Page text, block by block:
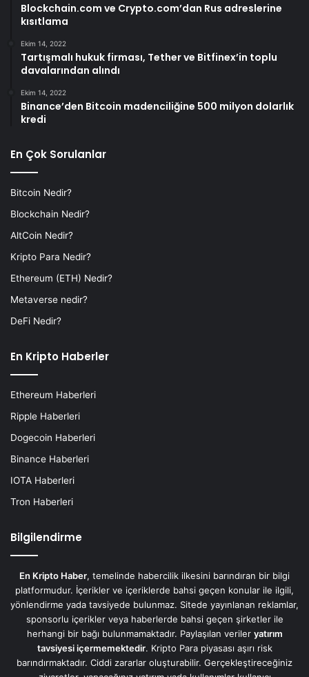
Blockchain.com ve Crypto.com’dan Rus adreslerine
kısıtlama
Ekim 14, 2022
Tartışmalı hukuk firması, Tether ve Bitfinex’in toplu
davalarından alındı
Ekim 14, 2022
Binance’den Bitcoin madenciliğine 500 milyon dolarlık
kredi
En Çok Sorulanlar
Bitcoin Nedir?
Blockchain Nedir?
AltCoin Nedir?
Kripto Para Nedir?
Ethereum (ETH) Nedir?
Metaverse nedir?
DeFi Nedir?
En Kripto Haberler
Ethereum Haberleri
Ripple Haberleri
Dogecoin Haberleri
Binance Haberleri
IOTA Haberleri
Tron Haberleri
Bilgilendirme
En Kripto Haber, temelinde habercilik ilkesini barındıran bir bilgi
platformudur. İçerikler ve içeriklerde bahsi geçen konular ile ilgili,
yönlendirme yada tavsiyede bulunmaz. Sitede yayınlanan reklamlar,
sponsorlu içerikler veya haberlerde bahsi geçen şirketler ile
herhangi bir bağı bulunmamaktadır. Paylaşılan veriler yatırım
tavsiyesi içermemektedir. Kripto Para piyasası aşırı risk
barındırmaktadır. Ciddi zararlar oluşturabilir. Gerçekleştireceğiniz